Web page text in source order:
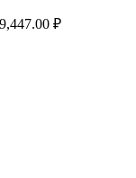
9,447.00₽